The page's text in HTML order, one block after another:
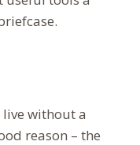
live without a
reason – the